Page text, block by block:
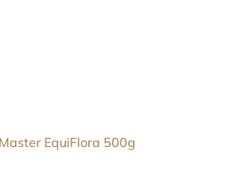
EquiFlora 500g